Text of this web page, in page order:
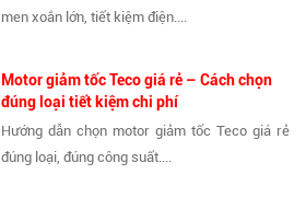
men xoắn lớn, tiết kiệm điện....
Motor giảm tốc Teco giá rẻ – Cách chọn
đúng loại tiết kiệm chi phí
Hướng dẫn chọn motor giảm tốc Teco giá rẻ
đúng loại, đúng công suất....